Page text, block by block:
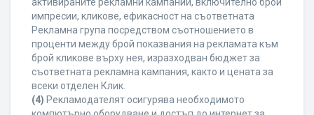
импресии, кликове, ефикасност на съответната
Рекламна група посредством съотношението в
проценти между брой показвания на рекламата към
брой кликове върху нея, изразходван бюджет за
съответната рекламна кампания, както и цената за
всеки отделен Клик.
(4) Рекламодателят осигурява необходимото